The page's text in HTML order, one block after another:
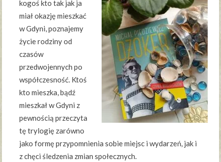
kogoś kto tak jak ja
miał okazję mieszkać
w Gdyni, poznajemy
życie rodziny od
czasów
przedwojennych po
współczesność. Ktoś
kto mieszka, bądź
mieszkał w Gdyni z
pewnością przeczyta
tę trylogię zarówno
jako formę przypomnienia sobie miejsc i wydarzeń, jak i
z chęci śledzenia zmian społecznych.